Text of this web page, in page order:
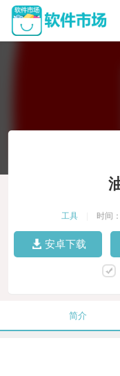
工具 时间
安卓下载
简介